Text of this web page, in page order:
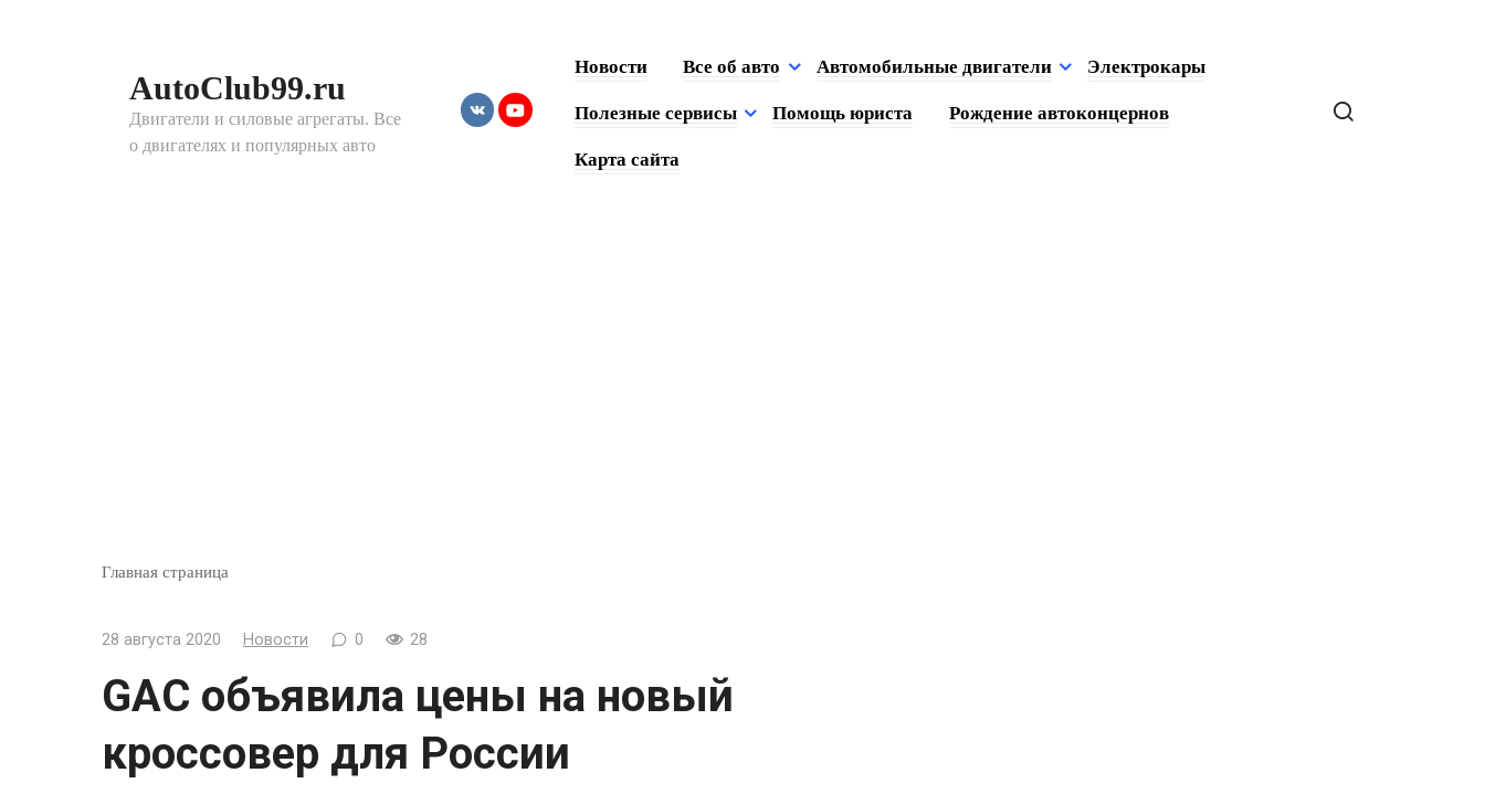
AutoClub99.ru
Двигатели и силовые агрегаты. Все
о двигателях и популярных авто
Новости Все об авто Автомобильные двигатели Электрокары
Полезные сервисы Помощь юриста Рождение автоконцернов
Карта сайта
Главная страница
28 августа 2020 Новости 0 28
GAC объявила цены на новый
кроссовер для России